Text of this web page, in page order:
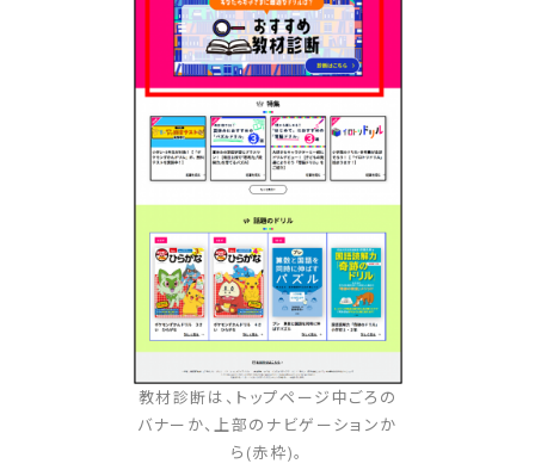
教材診断は、トップページ中ごろの
バナーか、上部のナビゲーションか
ら(赤枠)。